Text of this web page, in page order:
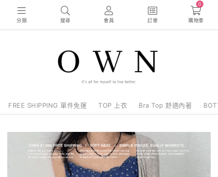
分類 搜尋 會員 訂單
0
購物車
FREE SHIPPING 單件免運 TOP 上衣 Bra Top 舒適內著